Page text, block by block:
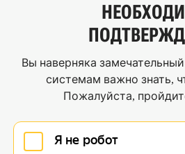
Вы наверняка
системам важно знать,
Пожалуйста,